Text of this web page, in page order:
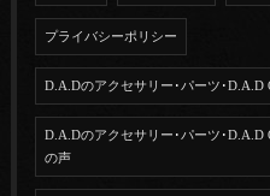
プライバシーポリシー
D.A.Dのアクセサリー･パーツ･
D.A.Dのアクセサリー･パーツ･
の声